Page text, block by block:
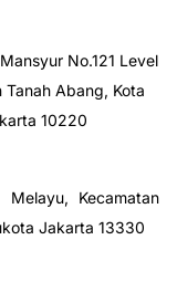
No.121 Level
Tanah Abang, Kota
10220
Kecamatan
Jakarta 13330